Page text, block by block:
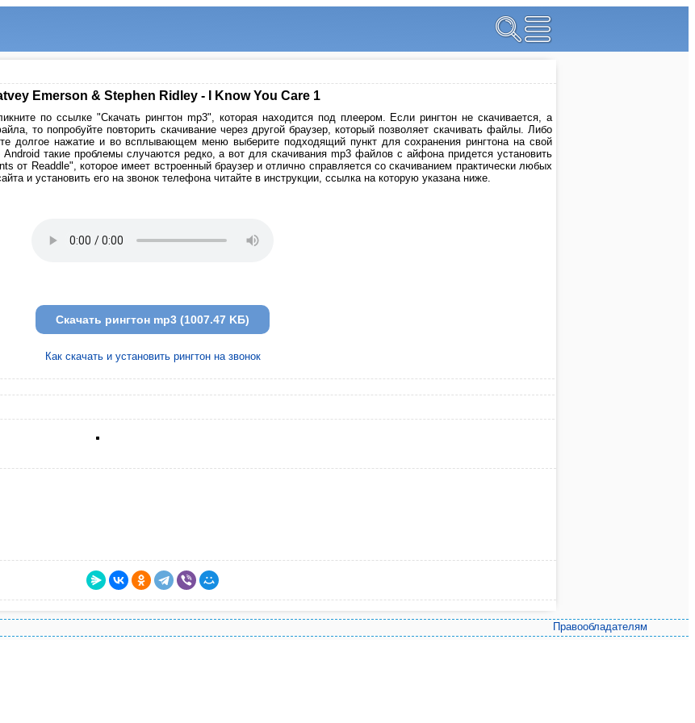
Emerson & Stephen Ridley - I Know You Care 1
по ссылке "Скачать рингтон mp3", которая находится под плеером. Если рингтон не скачивается, а
то попробуйте повторить скачивание через другой браузер, который позволяет скачивать файлы. Либо
долгое нажатие и во всплывающем меню выберите подходящий пункт для сохранения рингтона на свой
такие проблемы случаются редко, а вот для скачивания mp3 файлов с айфона придется установить
от Readdle", которое имеет встроенный браузер и отлично справляется со скачиванием практически любых
и установить его на звонок телефона читайте в инструкции, ссылка на которую указана ниже.
Скачать рингтон mp3 (1007.47 KБ)
Как скачать и установить рингтон на звонок
Правообладателям